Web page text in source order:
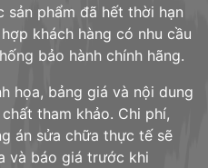
sản phẩm đã hết thời hạn
khách hàng có nhu cầu
bảo hành chính hãng.
họa, bảng giá và nội dung
tham khảo. Chi phí,
án sửa chữa thực tế sẽ
và báo giá trước khi